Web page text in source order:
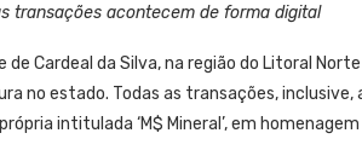
transações acontecem de forma digital
de Cardeal da Silva, na região do Litoral
no estado. Todas as transações,
intitulada ‘M$ Mineral’, em